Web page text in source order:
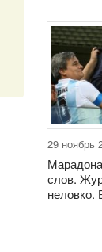
29 ноябрь
слов.